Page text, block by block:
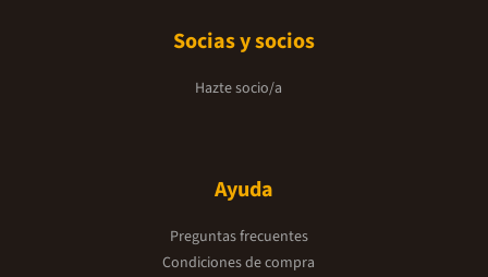
Socias y socios
Hazte socio/a
Ayuda
Preguntas frecuentes
Condiciones de compra